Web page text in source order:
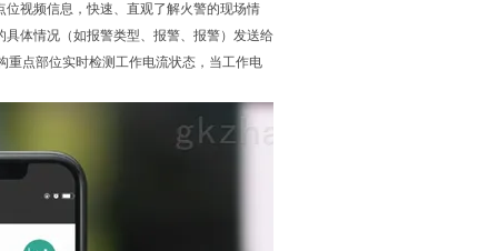
视频信息，快速、直观了解火警的现场情
体情况（如报警类型、报警、报警）发送给
重点部位实时检测工作电流状态，当工作电